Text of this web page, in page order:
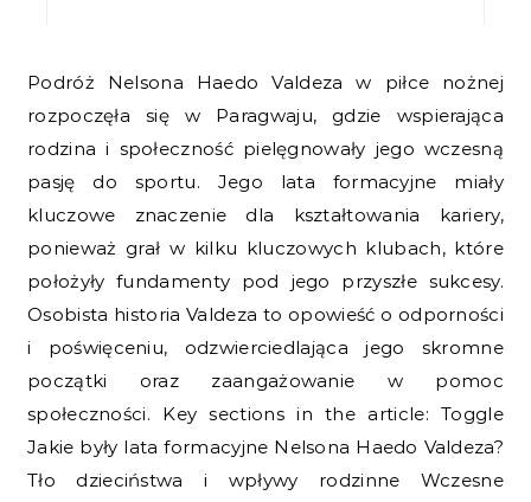
Podróż Nelsona Haedo Valdeza w piłce nożnej
rozpoczęła się w Paragwaju, gdzie wspierająca
rodzina i społeczność pielęgnowały jego wczesną
pasję do sportu. Jego lata formacyjne miały
kluczowe znaczenie dla kształtowania kariery,
ponieważ grał w kilku kluczowych klubach, które
położyły fundamenty pod jego przyszłe sukcesy.
Osobista historia Valdeza to opowieść o odporności
i poświęceniu, odzwierciedlająca jego skromne
początki oraz zaangażowanie w pomoc
społeczności. Key sections in the article: Toggle
Jakie były lata formacyjne Nelsona Haedo Valdeza?
Tło dzieciństwa i wpływy rodzinne Wczesne